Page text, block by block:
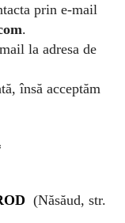
prin e-mail
.
la adresa de
însă acceptăm
(Năsăud, str.